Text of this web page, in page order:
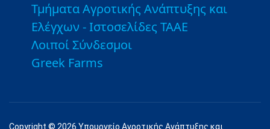
Τμήματα Αγροτικής Ανάπτυξης και
Ελέγχων - Ιστοσελίδες ΤΑΑΕ
Λοιποί Σύνδεσμοι
Greek Farms
Copyright © 2026 Υπουργείο Αγροτικής Ανάπτυξης και